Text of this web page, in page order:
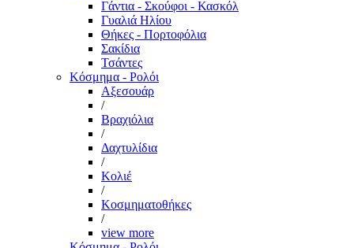
Γάντια - Σκούφοι - Κασκόλ
Γυαλιά Ηλίου
Θήκες - Πορτοφόλια
Σακίδια
Τσάντες
Κόσμημα - Ρολόι
Αξεσουάρ
/
Βραχιόλια
/
Δαχτυλίδια
/
Κολιέ
/
Κοσμηματοθήκες
/
view more